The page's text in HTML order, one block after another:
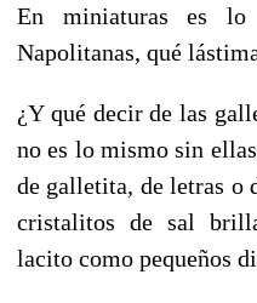
En miniaturas es lo
Napolitanas, qué
¿Y qué decir de las
no es lo mismo sin
de galletita, de letras o
cristalitos de sal
lacito como pequeños